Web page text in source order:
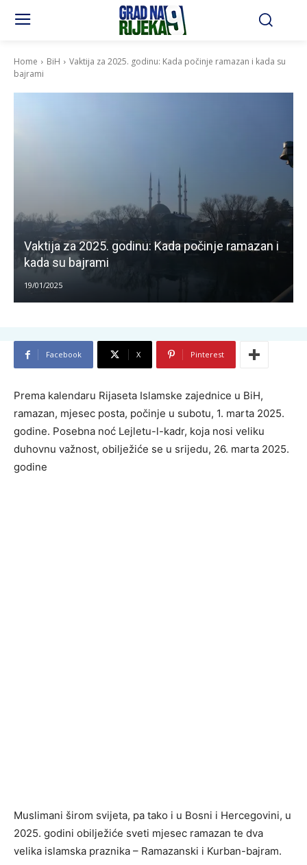
Home BiH
Vaktija za 2025. godinu: Kada počinje ramazan i kada su
bajrami
Vaktija za 2025. godinu: Kada počinje ramazan i
kada su bajrami
19/01/2025
Facebook X Pinterest
Prema kalendaru Rijaseta Islamske zajednice u BiH,
ramazan, mjesec posta, počinje u subotu, 1. marta 2025.
godine. Posebna noć Lejletu-l-kadr, koja nosi veliku
duhovnu važnost, obilježiće se u srijedu, 26. marta 2025.
godine
Muslimani širom svijeta, pa tako i u Bosni i Hercegovini, u
2025. godini obilježiće sveti mjesec ramazan te dva
velika islamska praznika – Ramazanski i Kurban-bajram.